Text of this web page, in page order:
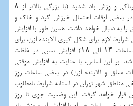
برخی ساعات افزایش میزان ابرناكی و وزش باد شدید (با بزرگی بالاتر از ۸
در بعضی اوقات احتمال خیزش گرد و خاك و
به دنبال خواهد داشت. همین طور با افزایش
لازم برای شكل گیری آلاینده ازن، برای
برخی ساعات بعدازظهر (بین ساعات ۱۴ الی ۱۸) افزایش نسبی در غلظت
بر این اساس، با عنایت به افزایش موقتی
معلق و آلاینده ازن) در بعضی ساعات روز
مناطق شهر تهران در آستانه شرایط نامطلوب
خواهد گرفت. این وضعیت جوی تا روز